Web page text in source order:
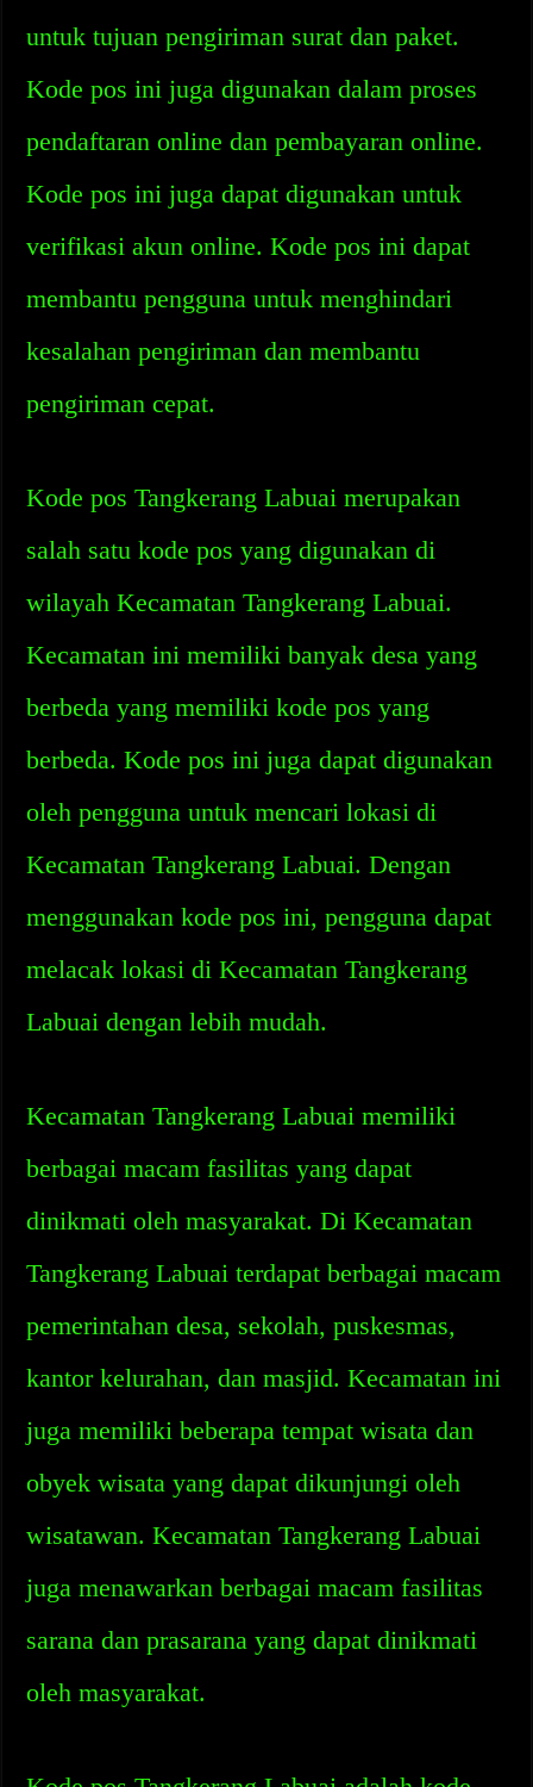
untuk tujuan pengiriman surat dan paket.
Kode pos ini juga digunakan dalam proses
pendaftaran online dan pembayaran online.
Kode pos ini juga dapat digunakan untuk
verifikasi akun online. Kode pos ini dapat
membantu pengguna untuk menghindari
kesalahan pengiriman dan membantu
pengiriman cepat.
Kode pos Tangkerang Labuai merupakan
salah satu kode pos yang digunakan di
wilayah Kecamatan Tangkerang Labuai.
Kecamatan ini memiliki banyak desa yang
berbeda yang memiliki kode pos yang
berbeda. Kode pos ini juga dapat digunakan
oleh pengguna untuk mencari lokasi di
Kecamatan Tangkerang Labuai. Dengan
menggunakan kode pos ini, pengguna dapat
melacak lokasi di Kecamatan Tangkerang
Labuai dengan lebih mudah.
Kecamatan Tangkerang Labuai memiliki
berbagai macam fasilitas yang dapat
dinikmati oleh masyarakat. Di Kecamatan
Tangkerang Labuai terdapat berbagai macam
pemerintahan desa, sekolah, puskesmas,
kantor kelurahan, dan masjid. Kecamatan ini
juga memiliki beberapa tempat wisata dan
obyek wisata yang dapat dikunjungi oleh
wisatawan. Kecamatan Tangkerang Labuai
juga menawarkan berbagai macam fasilitas
sarana dan prasarana yang dapat dinikmati
oleh masyarakat.